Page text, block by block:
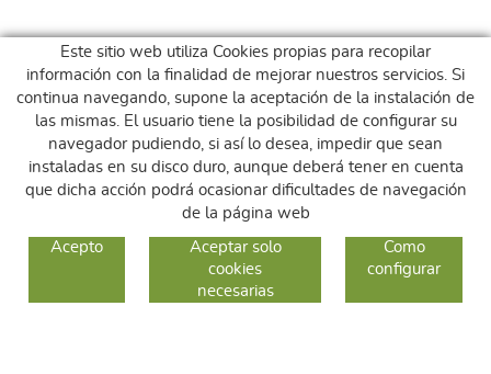
CAMBIOS Y DEVOLUCIONES
Este sitio web utiliza Cookies propias para recopilar
información con la finalidad de mejorar nuestros servicios. Si
continua navegando, supone la aceptación de la instalación de
las mismas. El usuario tiene la posibilidad de configurar su
navegador pudiendo, si así lo desea, impedir que sean
instaladas en su disco duro, aunque deberá tener en cuenta
que dicha acción podrá ocasionar dificultades de navegación
de la página web
Acepto
Aceptar solo
cookies
necesarias
Como
configurar